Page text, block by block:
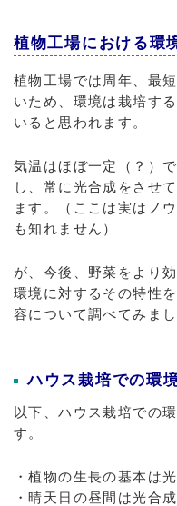
植物工場における環
植物工場では周年、最
いため、環境は栽培す
いると思われます。
気温はほぼ一定（？）
し、常に光合成をさせ
ます。（ここは実はノ
も知れません）
が、今後、野菜をより
環境に対するその特性
容について調べてみまし
ハウス栽培での環
以下、ハウス栽培での
す。
・植物の生長の基本は
・晴天日の昼間は光合